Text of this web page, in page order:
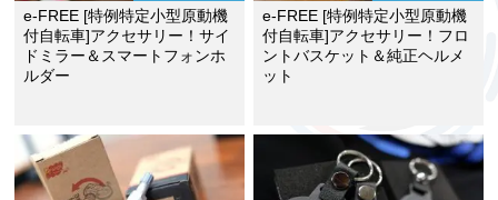
e-FREE [特例特定小型原動機
付自転車]アクセサリー！サイ
ドミラー＆スマートフォンホ
ルダー
e-FREE [特例特定小型原動機
付自転車]アクセサリー！フロ
ントバスケット＆純正ヘルメ
ット